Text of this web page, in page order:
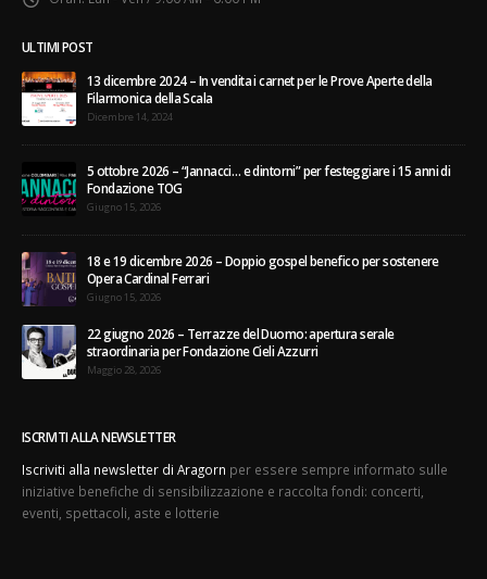
ULTIMI POST
13 dicembre 2024 – In vendita i carnet per le Prove Aperte della
Filarmonica della Scala
Dicembre 14, 2024
5 ottobre 2026 – “Jannacci… e dintorni” per festeggiare i 15 anni di
Fondazione TOG
Giugno 15, 2026
18 e 19 dicembre 2026 – Doppio gospel benefico per sostenere
Opera Cardinal Ferrari
Giugno 15, 2026
22 giugno 2026 – Terrazze del Duomo: apertura serale
straordinaria per Fondazione Cieli Azzurri
Maggio 28, 2026
ISCRIVITI ALLA NEWSLETTER
Iscriviti alla newsletter di Aragorn per essere sempre informato sulle
iniziative benefiche di sensibilizzazione e raccolta fondi: concerti,
eventi, spettacoli, aste e lotterie